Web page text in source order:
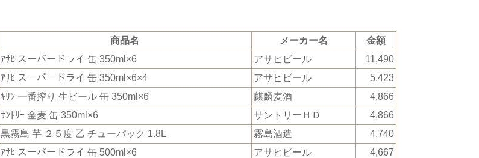
商品名 メーカー名
金額
ｱｻﾋ スーパードライ 缶 350ml×6 アサヒビール
11,490
ｱｻﾋ スーパードライ 缶 350ml×6×4 アサヒビール
5,423
ｷﾘﾝ 一番搾り 生ビール 缶 350ml×6 麒麟麦酒
4,866
ｻﾝﾄﾘｰ 金麦 缶 350ml×6 サントリーＨＤ
4,866
黒霧島 芋 ２５度 乙 チューパック 1.8L 霧島酒造
4,740
ｱｻﾋ スーパードライ 缶 500ml×6 アサヒビール
4,667